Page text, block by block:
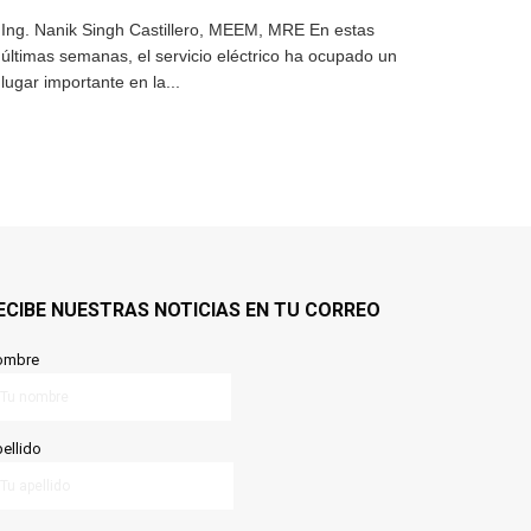
Ing. Nanik Singh Castillero, MEEM, MRE En estas
últimas semanas, el servicio eléctrico ha ocupado un
lugar importante en la...
NUESTRAS NOTICIAS EN TU CORREO